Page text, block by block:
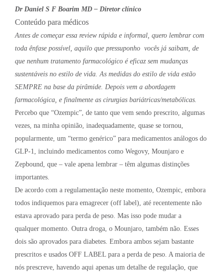
Dr Daniel S F Boarim MD – Diretor clínico
Conteúdo para médicos
Antes de começar essa review rápida e informal, quero lembrar com
toda ênfase possível, aquilo que pressuponho vocês já saibam, de
que nenhum tratamento farmacológico é eficaz sem mudanças
sustentáveis no estilo de vida. As medidas do estilo de vida estão
SEMPRE na base da pirâmide. Depois vem a abordagem
farmacológica, e finalmente as cirurgias bariátricas/metabólicas.
Percebo que “Ozempic”, de tanto que vem sendo prescrito, algumas
vezes, na minha opinião, inadequadamente, quase se tornou,
popularmente, um “termo genérico” para medicamentos análogos do
GLP-1, incluindo medicamentos como Wegovy, Mounjaro e
Zepbound, que – vale apena lembrar – têm algumas distinções
importantes.
De acordo com a regulamentação neste momento, Ozempic, embora
todos indiquemos para emagrecer (off label), até recentemente não
estava aprovado para perda de peso. Mas isso pode mudar a
qualquer momento. Outra droga, o Mounjaro, também não. Esses
dois são aprovados para diabetes. Embora ambos sejam bastante
prescritos e usados OFF LABEL para a perda de peso. A maioria de
nós prescreve, havendo aqui apenas um detalhe de regulação, que